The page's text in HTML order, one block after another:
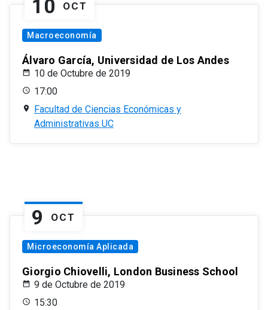
10 OCT
Macroeconomía
Álvaro García, Universidad de Los Andes
10 de Octubre de 2019
17:00
Facultad de Ciencias Económicas y
Administrativas UC
9 OCT
Microeconomía Aplicada
Giorgio Chiovelli, London Business School
9 de Octubre de 2019
15:30